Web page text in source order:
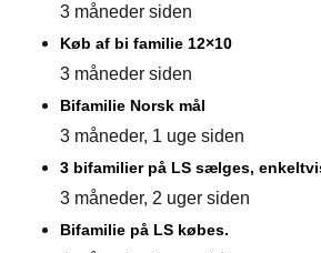
3 måneder siden
Køb af bi familie 12×10
3 måneder siden
Bifamilie Norsk mål
3 måneder, 1 uge siden
3 bifamilier på LS sælges,
3 måneder, 2 uger siden
Bifamilie på LS købes.